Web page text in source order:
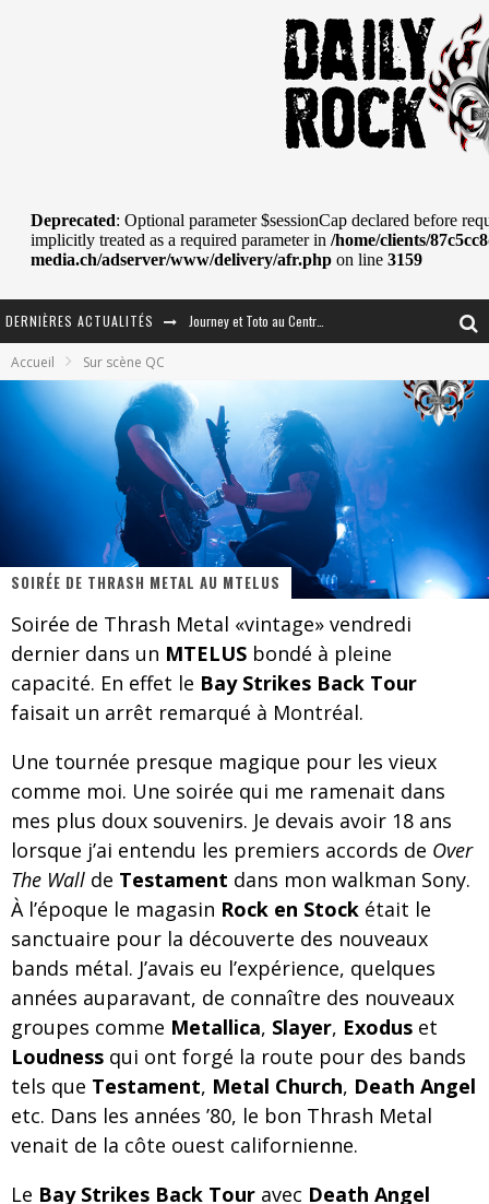
DERNIÈRES ACTUALITÉS
Journey et Toto au Centre Bell
JOURNEY AU CENTRE VIDÉOTRON : SAME OR SEPARATE WAYS?
Tove Lo était de passage au MTELUS
Les danseurs étoiles parasitent ton ciel
On va se le dire, Sword est de retour
Les rêves sont faits pour être réalisés
Muse au Centre Vidéotron de Québec
Accueil Sur scène QC
SOIRÉE DE THRASH METAL AU MTELUS
Soirée de Thrash Metal «vintage» vendredi
dernier dans un MTELUS bondé à pleine
capacité. En effet le Bay Strikes Back Tour
faisait un arrêt remarqué à Montréal.
Une tournée presque magique pour les vieux
comme moi. Une soirée qui me ramenait dans
mes plus doux souvenirs. Je devais avoir 18 ans
lorsque j’ai entendu les premiers accords de Over
The Wall de Testament dans mon walkman Sony.
À l’époque le magasin Rock en Stock était le
sanctuaire pour la découverte des nouveaux
bands métal. J’avais eu l’expérience, quelques
années auparavant, de connaître des nouveaux
groupes comme Metallica, Slayer, Exodus et
Loudness qui ont forgé la route pour des bands
tels que Testament, Metal Church, Death Angel
etc. Dans les années ’80, le bon Thrash Metal
venait de la côte ouest californienne.
Le Bay Strikes Back Tour avec Death Angel